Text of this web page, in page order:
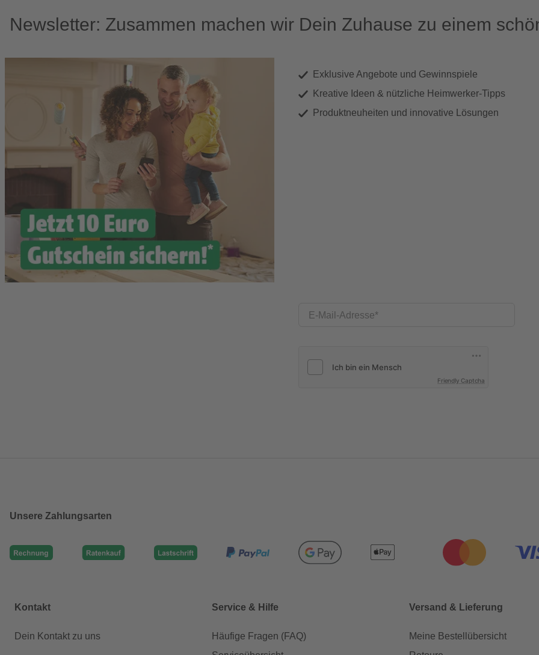
Newsletter: Zusammen machen wir Dein Zuhause zu einem
Exklusive Angebote und Gewinnspiele
Kreative Ideen & nützliche Heimwerker-Tipps
Produktneuheiten und innovative Lösungen
E-Mail-Adresse
Friendly Captcha
Unsere Zahlungsarten
Kontakt
Dein Kontakt zu uns
Service & Hilfe
Häufige Fragen (FAQ)
Versand & Lieferung
Meine Bestellübersicht